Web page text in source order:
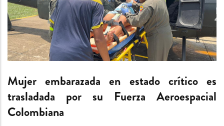
Mujer embarazada en estado crítico es
trasladada por su Fuerza Aeroespacial
Colombiana